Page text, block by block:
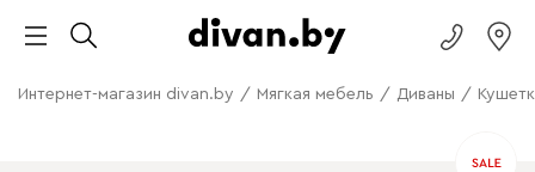
Интернет-магазин divan.by / Мягкая мебель / Диваны /